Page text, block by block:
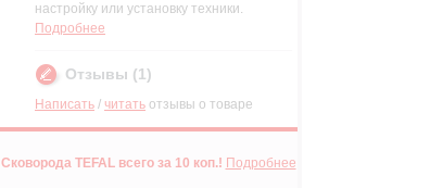
настройку или установку техники.
Подробнее
Отзывы (1)
Написать / читать отзывы о товаре
Сковорода TEFAL всего за 10 коп.! Подробнее
р
р